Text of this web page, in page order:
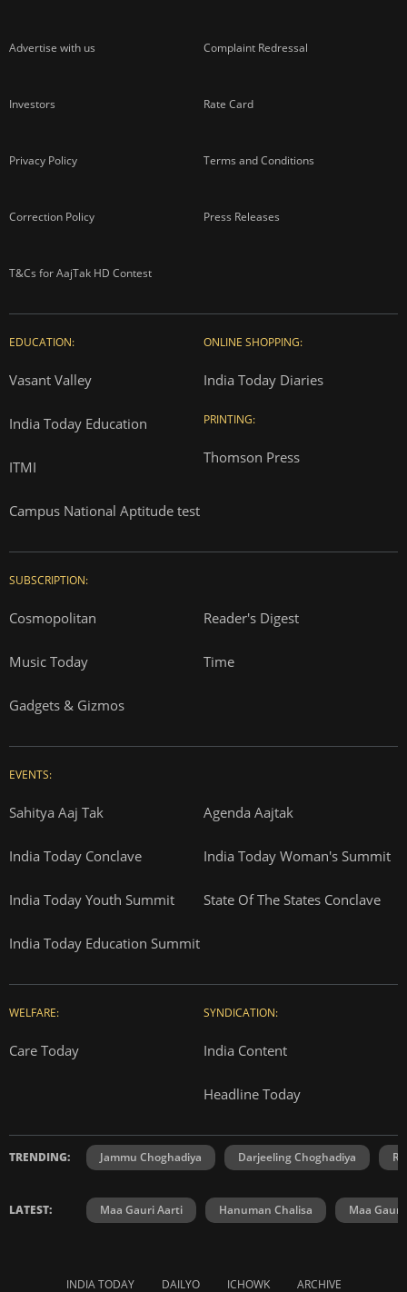
Advertise with us Complaint Redressal
Investors Rate Card
Privacy Policy Terms and Conditions
Correction Policy Press Releases
T&Cs for AajTak HD Contest
EDUCATION:
Vasant Valley
India Today Education
ITMI
Campus National Aptitude test
ONLINE SHOPPING:
India Today Diaries
PRINTING:
Thomson Press
SUBSCRIPTION:
Cosmopolitan Reader's Digest
Music Today Time
Gadgets & Gizmos
EVENTS:
Sahitya Aaj Tak Agenda Aajtak
India Today Conclave India Today Woman's Summit
India Today Youth Summit State Of The States Conclave
India Today Education Summit
WELFARE:
Care Today
SYNDICATION:
India Content
Headline Today
TRENDING: Jammu Choghadiya Darjeeling Choghadiya
LATEST: Maa Gauri Aarti Hanuman Chalisa Maa Gauri
INDIA TODAY DAILYO ICHOWK ARCHIVE